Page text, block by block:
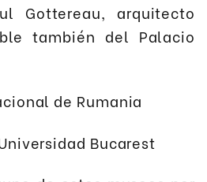
Gottereau, arquitecto
también del Palacio